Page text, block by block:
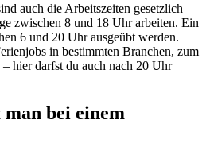
auch die Arbeitszeiten gesetzlich
zwischen 8 und 18 Uhr arbeiten. Ein
6 und 20 Uhr ausgeübt werden.
in bestimmten Branchen, zum
– hier darfst du auch nach 20 Uhr
bei einem